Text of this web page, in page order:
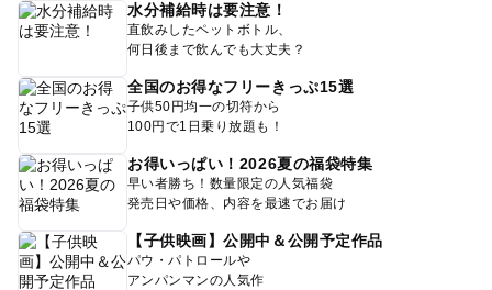
水分補給時は要注意！
直飲みしたペットボトル、
何日後まで飲んでも大丈夫？
全国のお得なフリーきっぷ15選
子供50円均一の切符から
100円で1日乗り放題も！
お得いっぱい！2026夏の福袋特集
早い者勝ち！数量限定の人気福袋
発売日や価格、内容を最速でお届け
【子供映画】公開中＆公開予定作品
パウ・パトロールや
アンパンマンの人気作